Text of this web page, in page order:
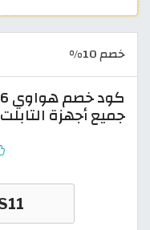
خصم 10%
جميع أجهزة التابلت